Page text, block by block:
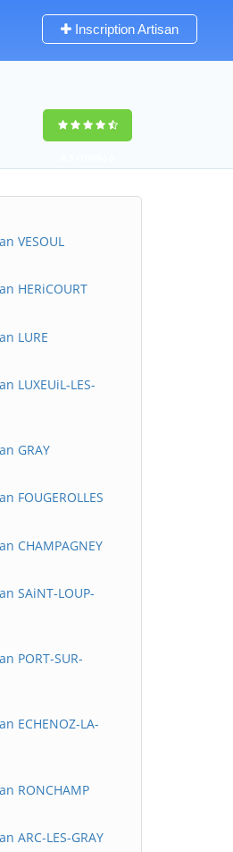
Inscription Artisan
VESOUL
HERiCOURT
LURE
LUXEUiL-LES-
GRAY
FOUGEROLLES
CHAMPAGNEY
SAiNT-LOUP-
PORT-SUR-
ECHENOZ-LA-
RONCHAMP
ARC-LES-GRAY